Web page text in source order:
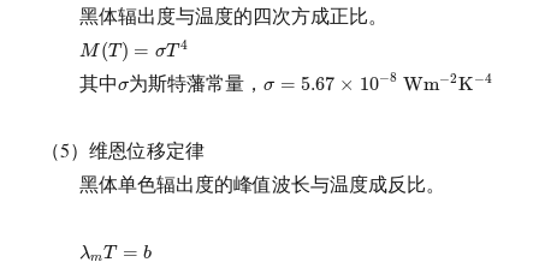
黑体辐出度与温度的四次方成正比。
M (T ) = σT 4
M(T)= 4
其中σ
σ为斯特藩常量，σ = 5.67 × 10−8 Wm−2K−4
5.67×10 8Wm−2 −4
（5）维恩位移定律
黑体单色辐出度的峰值波长与温度成反比。
λmT = b
λ mT